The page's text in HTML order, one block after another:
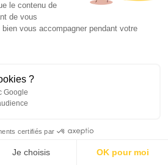
le contenu de
de vous
vous accompagner pendant votre
?
Google
certifiés par
Je choisis OK pour moi